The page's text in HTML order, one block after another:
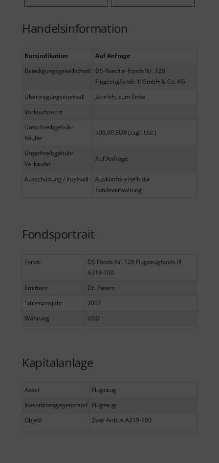
Handelsinformation
Kursindikation
Auf Anfrage
Beteiligungsgesellschaft DS-Rendite-Fonds Nr. 128
Flugzeugfonds III GmbH & Co. KG
Übertragungsintervall
Jährlich, zum Ende
Vorkaufsrecht
Umschreibgebühr
Käufer
100,00 EUR (zzgl. Ust.)
Umschreibgebühr
Verkäufer
Auf Anfrage
Ausschüttung / Intervall
Auskünfte erteilt die
Fondsverwaltung
Fondsportrait
Fonds
DS Fonds Nr. 128 Flugzeugfonds III
A319-100
Emittent
Dr. Peters
Emissionsjahr
2007
Währung
USD
Kapitalanlage
Asset
Flugzeug
Investitionsgegenstand
Flugzeug
Objekt
Zwei Airbus A319-100